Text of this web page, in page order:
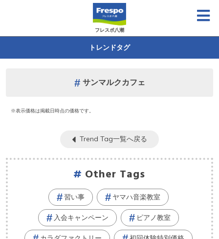
フレスポ八潮
トレンドタグ
サンマルクカフェ
※表示価格は掲載日時点の価格です。
Trend Tag一覧へ戻る
Other Tags
習い事 ヤマハ音楽教室
入会キャンペーン ピアノ教室